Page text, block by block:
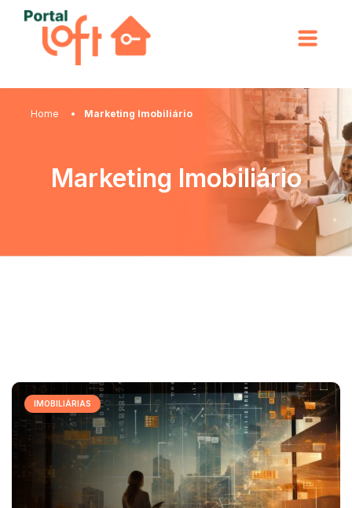
Home Marketing Imobiliário
Marketing Imobiliário
IMOBILIÁRIAS